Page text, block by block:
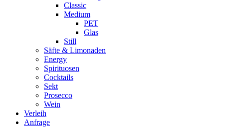
Classic
Medium
PET
Glas
Still
Säfte & Limonaden
Energy
Spirituosen
Cocktails
Sekt
Prosecco
Wein
Verleih
Anfrage